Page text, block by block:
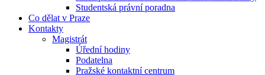
Studentská právní poradna
Co dělat v Praze
Kontakty
Magistrát
Úřední hodiny
Podatelna
Pražské kontaktní centrum